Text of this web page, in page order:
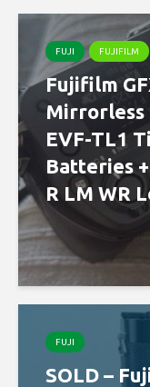
FUJI FUJIFILM
Fujifilm
Mirrorless
EVF-TL1
Batteries
R LM WR
FUJI
SOLD –